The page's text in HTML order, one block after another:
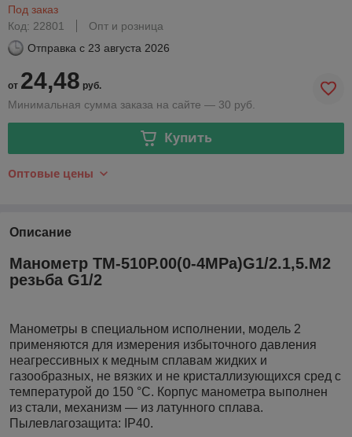
Под заказ
Код: 22801
Опт и розница
Отправка с 23 августа 2026
от 24,48 руб.
Минимальная сумма заказа на сайте — 30 руб.
Купить
Оптовые цены
Описание
Манометр ТМ-510P.00(0-4MРа)G1/2.1,5.M2
резьба G1/2
Манометры в специальном исполнении, модель 2
применяются для измерения избыточного давления
неагрессивных к медным сплавам жидких и
газообразных, не вязких и не кристаллизующихся сред с
температурой до 150 °C. Корпус манометра выполнен
из стали, механизм — из латунного сплава.
Пылевлагозащита: IP40.